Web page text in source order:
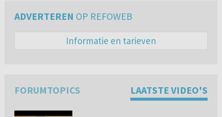
ADVERTEREN OP REFOWEB
Informatie en tarieven
FORUMTOPICS LAATSTE VIDEO'S